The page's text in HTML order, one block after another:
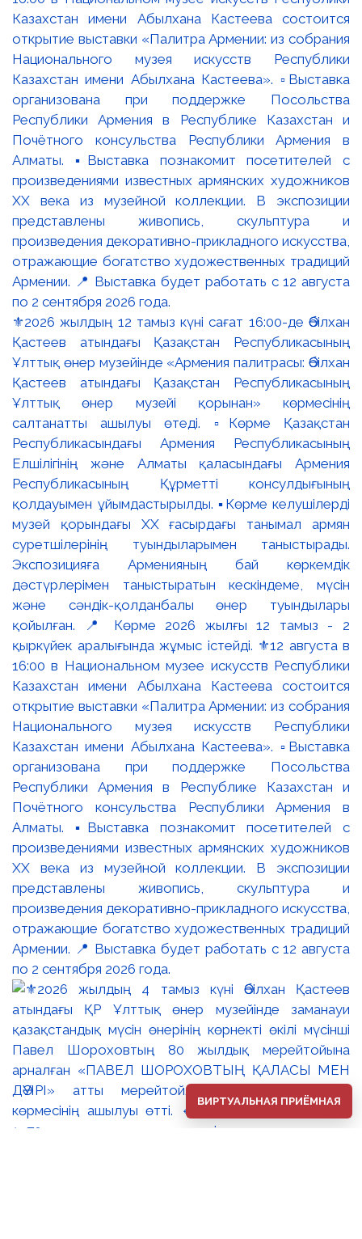
⚜️2026 жылдың 12 тамыз күні сағат 16:00-де Әбілхан
Қастеев атындағы Қазақстан Республикасының
Ұлттық өнер музейінде «Армения палитрасы: Әбілхан
Қастеев атындағы Қазақстан Республикасының
Ұлттық өнер музейі қорынан» көрмесінің
салтанатты ашылуы өтеді. ▫️Көрме Қазақстан
Республикасындағы Армения Республикасының
Елшілігінің және Алматы қаласындағы Армения
Республикасының Құрметті консулдығының
қолдауымен ұйымдастырылды. ▪️Көрме келушілерді
музей қорындағы ХХ ғасырдағы танымал армян
суретшілерінің туындыларымен таныстырады.
Экспозицияға Арменияның бай көркемдік
дәстүрлерімен таныстыратын кескіндеме, мүсін
және сәндік-қолданбалы өнер туындылары
қойылған. 📍 Көрме 2026 жылғы 12 тамыз - 2
қыркүйек аралығында жұмыс істейді. ⚜️12 августа в
16:00 в Национальном музее искусств Республики
Казахстан имени Абылхана Кастеева состоится
открытие выставки «Палитра Армении: из собрания
Национального музея искусств Республики
Казахстан имени Абылхана Кастеева». ▫️Выставка
организована при поддержке Посольства
Республики Армения в Республике Казахстан и
Почётного консульства Республики Армения в
Алматы. ▪️Выставка познакомит посетителей с
произведениями известных армянских художников
XX века из музейной коллекции. В экспозиции
представлены живопись, скульптура и
произведения декоративно-прикладного искусства,
отражающие богатство художественных традиций
Армении. 📍 Выставка будет работать с 12 августа
по 2 сентября 2026 года.
ВИРТУАЛЬНАЯ ПРИЁМНАЯ